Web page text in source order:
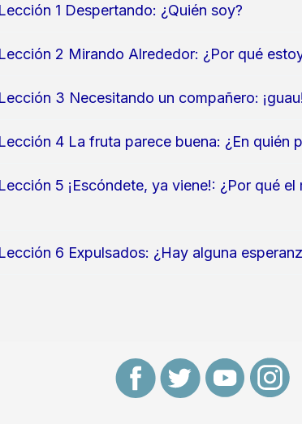
1 Despertando: ¿Quién soy?
2 Mirando Alrededor: ¿Por qué
3 Necesitando un compañero:
4 La fruta parece buena: ¿En quién
5 ¡Escóndete, ya viene!: ¿Por qué el
6 Expulsados: ¿Hay alguna
F T Y I